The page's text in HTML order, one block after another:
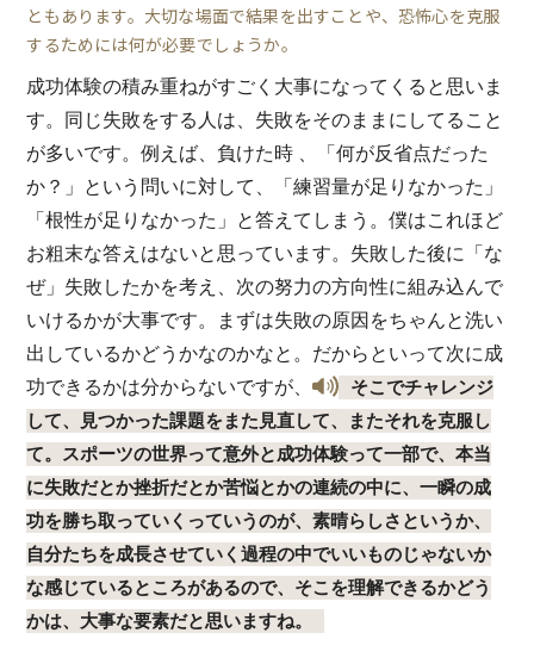
ともあります。大切な場面で結果を出すことや、恐怖心を克服
するためには何が必要でしょうか。
成功体験の積み重ねがすごく大事になってくると思いま
す。同じ失敗をする人は、失敗をそのままにしてること
が多いです。例えば、負けた時 、「何が反省点だった
か？」という問いに対して、「練習量が足りなかった」
「根性が足りなかった」と答えてしまう。僕はこれほど
お粗末な答えはないと思っています。失敗した後に「な
ぜ」失敗したかを考え、次の努力の方向性に組み込んで
いけるかが大事です。まずは失敗の原因をちゃんと洗い
出しているかどうかなのかなと。だからといって次に成
功できるかは分からないですが、
そこでチャレンジ
して、見つかった課題をまた見直して、またそれを克服し
て。スポーツの世界って意外と成功体験って一部で、本当
に失敗だとか挫折だとか苦悩とかの連続の中に、一瞬の成
功を勝ち取っていくっていうのが、素晴らしさというか、
自分たちを成長させていく過程の中でいいものじゃないか
な感じているところがあるので、そこを理解できるかどう
かは、大事な要素だと思いますね。